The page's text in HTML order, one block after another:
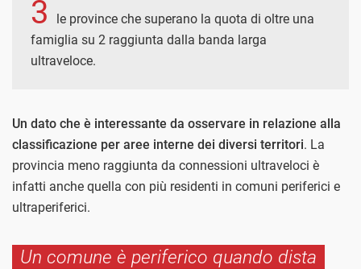
3
le province che superano la quota di oltre una
famiglia su 2 raggiunta dalla banda larga
ultraveloce.
Un dato che è interessante da osservare in relazione alla
classificazione per aree interne dei diversi territori. La
provincia meno raggiunta da connessioni ultraveloci è
infatti anche quella con più residenti in comuni periferici e
ultraperiferici.
Un comune è periferico quando dista